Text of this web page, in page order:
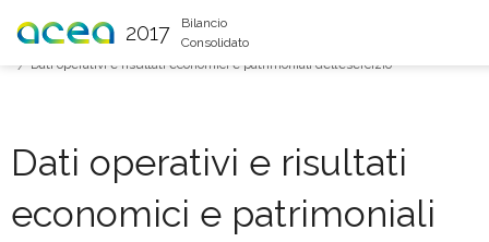
2017
Bilancio
Consolidato
You are here
Andamento delle Aree di attività
Area Industriale Ingegneria e Servizi
Dati operativi e risultati economici e patrimoniali dell’esercizio
Dati operativi e risultati
economici e patrimoniali